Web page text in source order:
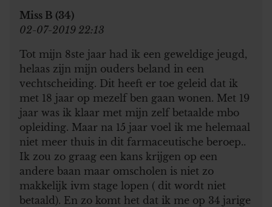
Miss B (34)
02-07-2019 22:13
Tot mijn 8ste jaar had ik een geweldige jeugd,
helaas zijn mijn ouders beland in een
vechtscheiding. Dit heeft er toe geleid dat ik
met 18 jaar op mezelf ben gaan wonen. Met 19
jaar was ik klaar met mijn zelf betaalde mbo
opleiding. Maar na 15 jaar voel ik me helemaal
niet meer thuis in dit farmaceutische beroep..
Ik zou zo graag een kans krijgen op een
andere baan maar omscholen is niet zo
makkelijk ivm stage lopen ( dit wordt niet
betaald). En zo komt het dat ik me op 34 jarige